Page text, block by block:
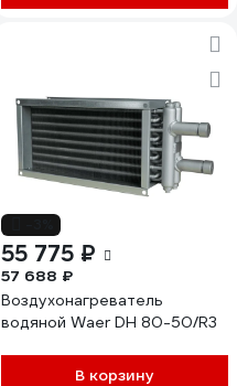
55 775 ₽
57 688 ₽
Воздухонагреватель
водяной Waer DH 80-50/R3
В корзину